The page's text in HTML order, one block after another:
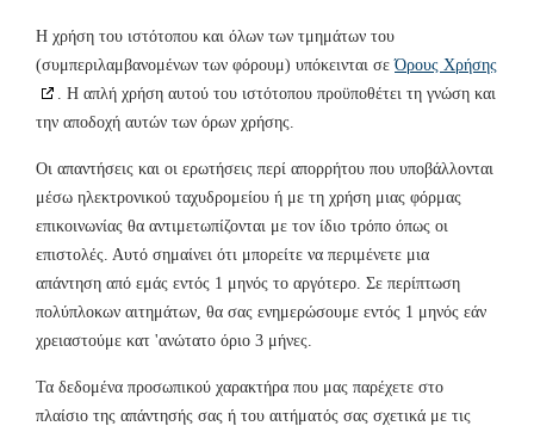
Η χρήση του ιστότοπου και όλων των τμημάτων του
(συμπεριλαμβανομένων των φόρουμ) υπόκεινται σεΌρους Χρήσης
. Η απλή χρήση αυτού του ιστότοπου προϋποθέτει τη γνώση και
την αποδοχή αυτών των όρων χρήσης.
Οι απαντήσεις και οι ερωτήσεις περί απορρήτου που υποβάλλονται
μέσω ηλεκτρονικού ταχυδρομείου ή με τη χρήση μιας φόρμας
επικοινωνίας θα αντιμετωπίζονται με τον ίδιο τρόπο όπως οι
επιστολές. Αυτό σημαίνει ότι μπορείτε να περιμένετε μια
απάντηση από εμάς εντός 1 μηνός το αργότερο. Σε περίπτωση
πολύπλοκων αιτημάτων, θα σας ενημερώσουμε εντός 1 μηνός εάν
χρειαστούμε κατ 'ανώτατο όριο 3 μήνες.
Τα δεδομένα προσωπικού χαρακτήρα που μας παρέχετε στο
πλαίσιο της απάντησής σας ή του αιτήματός σας σχετικά με τις